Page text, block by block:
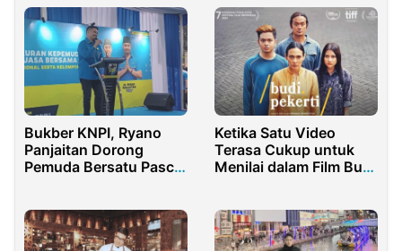
Bukber KNPI, Ryano
Panjaitan Dorong
Pemuda Bersatu Pasca
Ketika Satu Video
Terasa Cukup untuk
Menilai dalam Film Budi